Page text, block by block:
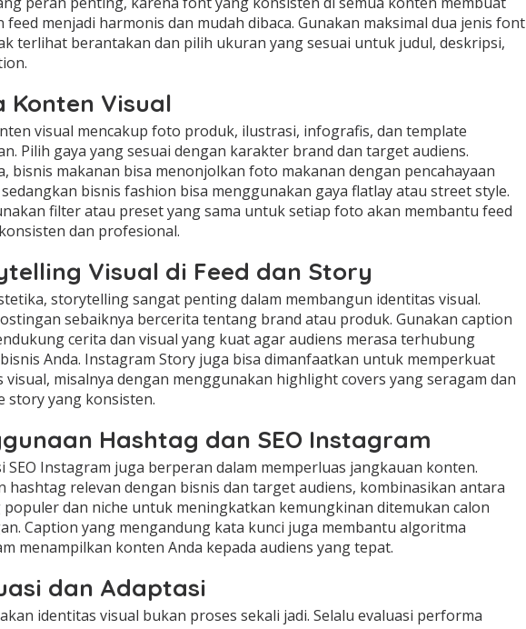
feed menjadi harmonis dan mudah dibaca. Gunakan maksimal dua jenis font
terlihat berantakan dan pilih ukuran yang sesuai untuk judul, deskripsi,
Konten Visual
visual mencakup foto produk, ilustrasi, infografis, dan template
Pilih gaya yang sesuai dengan karakter brand dan target audiens.
bisnis makanan bisa menonjolkan foto makanan dengan pencahayaan
bisnis fashion bisa menggunakan gaya flatlay atau street style.
filter atau preset yang sama untuk setiap foto akan membantu feed
dan profesional.
Visual di Feed dan Story
storytelling sangat penting dalam membangun identitas visual.
sebaiknya bercerita tentang brand atau produk. Gunakan caption
cerita dan visual yang kuat agar audiens merasa terhubung
Anda. Instagram Story juga bisa dimanfaatkan untuk memperkuat
visual, misalnya dengan menggunakan highlight covers yang seragam dan
story yang konsisten.
Hashtag dan SEO Instagram
SEO Instagram juga berperan dalam memperluas jangkauan konten.
hashtag relevan dengan bisnis dan target audiens, kombinasikan antara
populer dan niche untuk meningkatkan kemungkinan ditemukan calon
Caption yang mengandung kata kunci juga membantu algoritma
menampilkan konten Anda kepada audiens yang tepat.
dan Adaptasi
identitas visual bukan proses sekali jadi. Selalu evaluasi performa